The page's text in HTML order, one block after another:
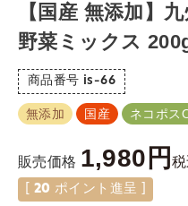
【国産 無添加】
野菜ミックス
商品番号 is-66
無添加 国産 ネコポス
販売価格 1,980
20 ポイント進呈 ]